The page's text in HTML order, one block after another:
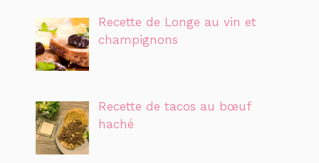
Recette de Longe au vin et
champignons
Recette de tacos au bœuf
haché